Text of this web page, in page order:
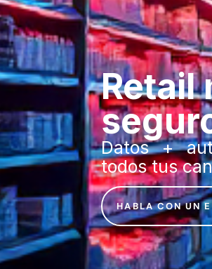
Retail
Datos +
todos tus
HABLA CON UN